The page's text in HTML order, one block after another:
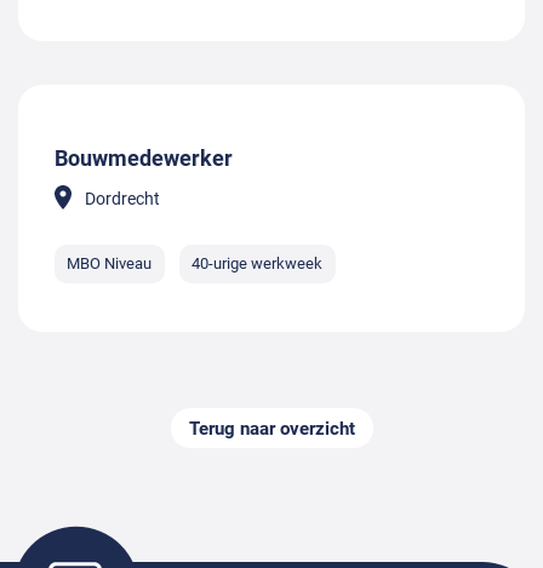
Bouwmedewerker
Dordrecht
MBO Niveau 40-urige werkweek
Terug naar overzicht